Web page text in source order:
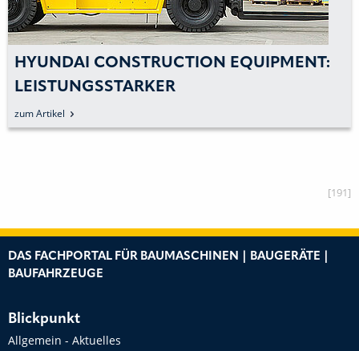
HYUNDAI CONSTRUCTION EQUIPMENT:
LEISTUNGSSTARKER
SCHWERLASTSTAPLER ERWEITERT
GABELSTAPLERPROGRAMM
zum Artikel
[191]
DAS FACHPORTAL FÜR BAUMASCHINEN | BAUGERÄTE |
BAUFAHRZEUGE
Blickpunkt
Allgemein - Aktuelles